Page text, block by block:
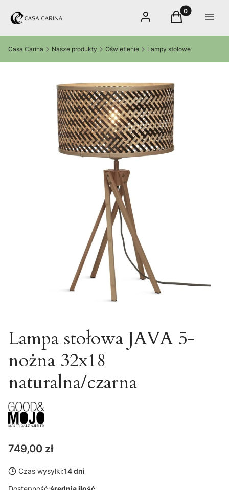
Zaloguj sięProdukty w
Koszyk Menu
Casa Carina Nasze produkty Oświetlenie Lampy stołowe
Lampa stołowa JAVA 5-
nożna 32x18
naturalna/czarna
Cena
749,00 zł
Czas wysyłki:14 dni